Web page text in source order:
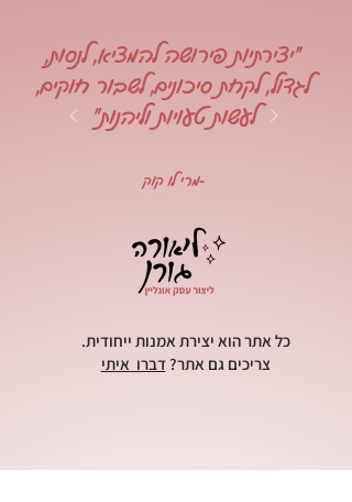
כל אתר הוא יצירת אמנות ייחודית.
צריכים גם אתר?דברו איתי
"יצירתיות פירושה להמציא, לנסות,
לגדול, לקחת סיכונים, לשבור חוקים,
לעשות טעויות וליהנות"
-מרי לו קוק